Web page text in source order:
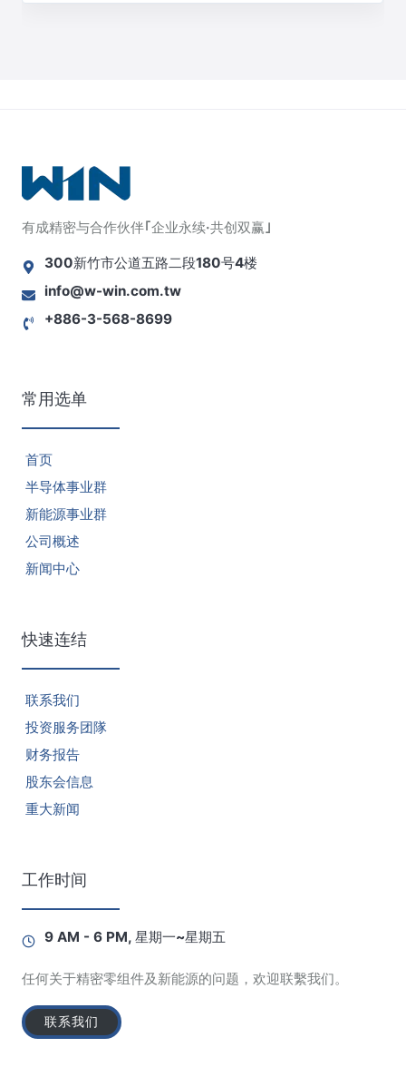
有成精密与合作伙伴｢企业永续·共创双赢｣
300新竹市公道五路二段180号4楼
info@w-win.com.tw
+886-3-568-8699
常用选单
首页
半导体事业群
新能源事业群
公司概述
新闻中心
快速连结
联系我们
投资服务团隊
财务报告
股东会信息
重大新闻
工作时间
9 AM - 6 PM, 星期一~星期五
任何关于精密零组件及新能源的问题，欢迎联繫我们。
联系我们